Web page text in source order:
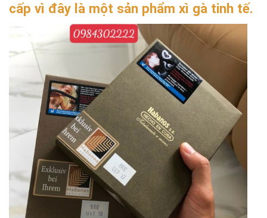
cấp vì đây là một sản phẩm xì gà tinh tế.